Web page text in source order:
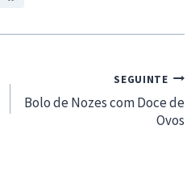
SEGUINTE
Bolo de Nozes com Doce de
Ovos